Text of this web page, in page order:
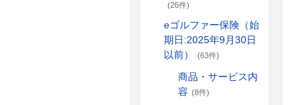
(26件)
eゴルファー保険（始
期日:2025年9月30日
以前）
(63件)
商品・サービス内
容 (8件)